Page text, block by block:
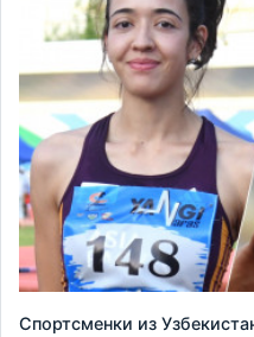
Спортсменки из